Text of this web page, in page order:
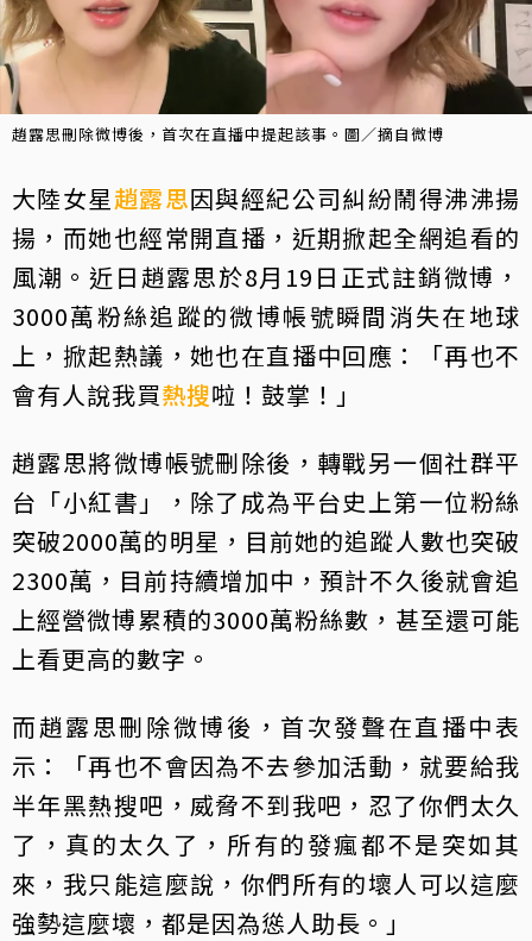
趙露思刪除微博後，首次在直播中提起該事。圖／摘自微博
大陸女星趙露思因與經紀公司糾紛鬧得沸沸揚
揚，而她也經常開直播，近期掀起全網追看的
風潮。近日趙露思於8月19日正式註銷微博，
3000萬粉絲追蹤的微博帳號瞬間消失在地球
上，掀起熱議，她也在直播中回應：「再也不
會有人說我買熱搜啦！鼓掌！」
趙露思將微博帳號刪除後，轉戰另一個社群平
台「小紅書」，除了成為平台史上第一位粉絲
突破2000萬的明星，目前她的追蹤人數也突破
2300萬，目前持續增加中，預計不久後就會追
上經營微博累積的3000萬粉絲數，甚至還可能
上看更高的數字。
而趙露思刪除微博後，首次發聲在直播中表
示：「再也不會因為不去參加活動，就要給我
半年黑熱搜吧，威脅不到我吧，忍了你們太久
了，真的太久了，所有的發瘋都不是突如其
來，我只能這麼說，你們所有的壞人可以這麼
強勢這麼壞，都是因為慫人助長。」